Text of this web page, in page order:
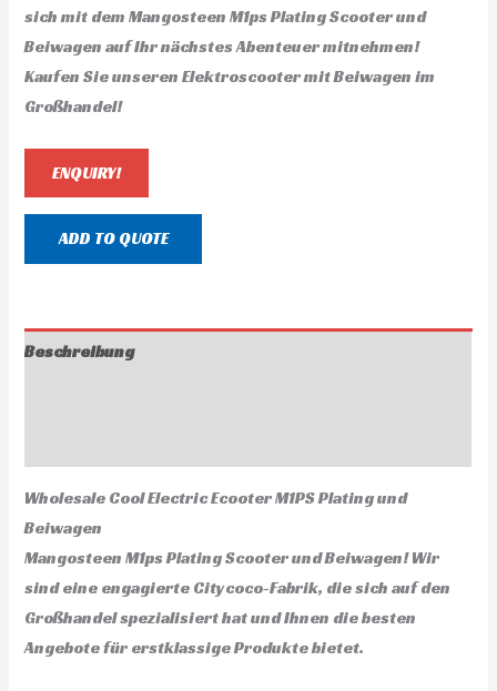
sich mit dem Mangosteen M1ps Plating Scooter und
Beiwagen auf Ihr nächstes Abenteuer mitnehmen!
Kaufen Sie unseren Elektroscooter mit Beiwagen im
Großhandel!
ENQUIRY!
ADD TO QUOTE
Beschreibung
Wholesale Cool Electric Ecooter M1PS Plating und
Beiwagen
Mangosteen M1ps Plating Scooter und Beiwagen! Wir
sind eine engagierte Citycoco-Fabrik, die sich auf den
Großhandel spezialisiert hat und Ihnen die besten
Angebote für erstklassige Produkte bietet.